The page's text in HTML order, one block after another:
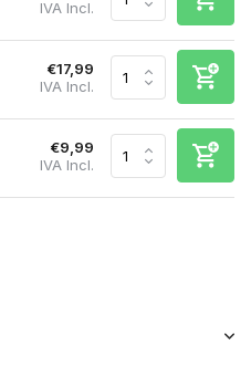
IVA Incl.
€17,99
IVA Incl.
€9,99
IVA Incl.